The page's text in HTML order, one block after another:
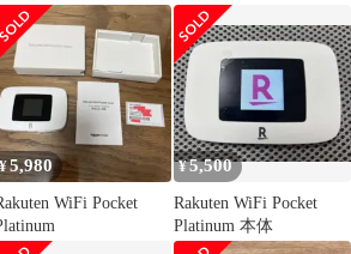
封
¥5,980
WiFi Pocket
¥5,500
Rakuten WiFi Pocket
Platinum 本体